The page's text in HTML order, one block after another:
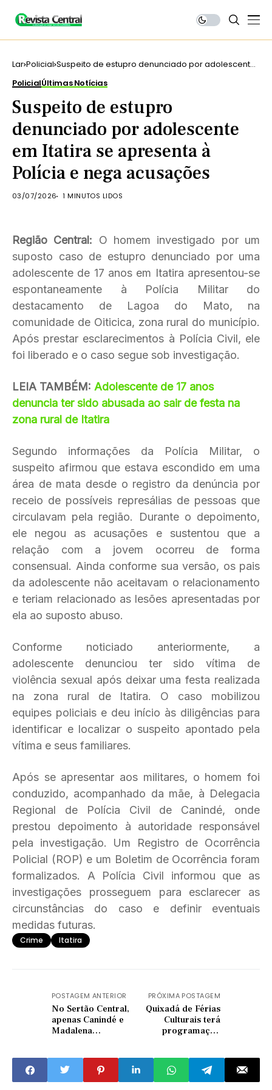
Lar Policial Suspeito de estupro denunciado por adolescente
acusações
PolicialÚltimas Notícias
Suspeito de estupro
denunciado por adolescente
em Itatira se apresenta à
Polícia e nega acusações
03/07/2026 1 MINUTOS LIDOS
Região Central: O homem investigado por um
suposto caso de estupro denunciado por uma
adolescente de 17 anos em Itatira apresentou-se
espontaneamente à Polícia Militar do
destacamento de Lagoa do Mato, na
comunidade de Oiticica, zona rural do município.
Após prestar esclarecimentos à Polícia Civil, ele
foi liberado e o caso segue sob investigação.
LEIA TAMBÉM: Adolescente de 17 anos
denuncia ter sido abusada ao sair de festa na
zona rural de Itatira
Segundo informações da Polícia Militar, o
suspeito afirmou que estava escondido em uma
área de mata desde o registro da denúncia por
receio de possíveis represálias de pessoas que
circulavam pela região. Durante o depoimento,
ele negou as acusações e sustentou que a
relação com a jovem ocorreu de forma
consensual. Ainda conforme sua versão, os pais
da adolescente não aceitavam o relacionamento
e teriam relacionado as lesões apresentadas por
ela ao suposto abuso.
Conforme noticiado anteriormente, a
adolescente denunciou ter sido vítima de
violência sexual após deixar uma festa realizada
na zona rural de Itatira. O caso mobilizou
equipes policiais e deu início às diligências para
identificar e localizar o suspeito apontado pela
vítima e seus familiares.
Após se apresentar aos militares, o homem foi
conduzido, acompanhado da mãe, à Delegacia
Regional de Polícia Civil de Canindé, onde
prestou depoimento à autoridade responsável
pela investigação. Um Registro de Ocorrência
Policial (ROP) e um Boletim de Ocorrência foram
formalizados. A Polícia Civil informou que as
investigações prosseguem para esclarecer as
circunstâncias do caso e definir eventuais
medidas futuras.
Crime Itatira
POSTAGEM ANTERIOR
No Sertão Central,
apenas Canindé e
Madalena
entregues por Lula
no Ceará
PRÓXIMA POSTAGEM
Quixadá de Férias
Culturais terá
programação